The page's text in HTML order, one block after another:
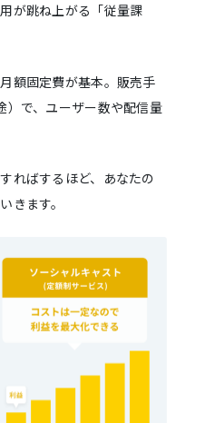
が跳ね上がる「従量課
額固定費が基本。販売手
で、ユーザー数や配信量
ればするほど、あなたの
きます。